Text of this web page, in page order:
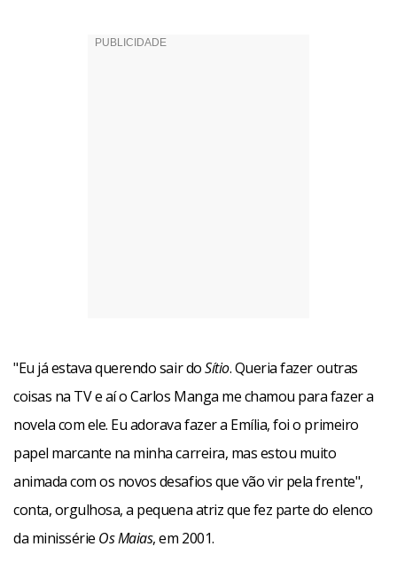
"Eu já estava querendo sair doSítio. Queria fazer outras
coisas na TV e aí o Carlos Manga me chamou para fazer a
novela com ele. Eu adorava fazer a Emília, foi o primeiro
papel marcante na minha carreira, mas estou muito
animada com os novos desafios que vão vir pela frente",
conta, orgulhosa, a pequena atriz que fez parte do elenco
da minissérie Os Maias, em 2001.